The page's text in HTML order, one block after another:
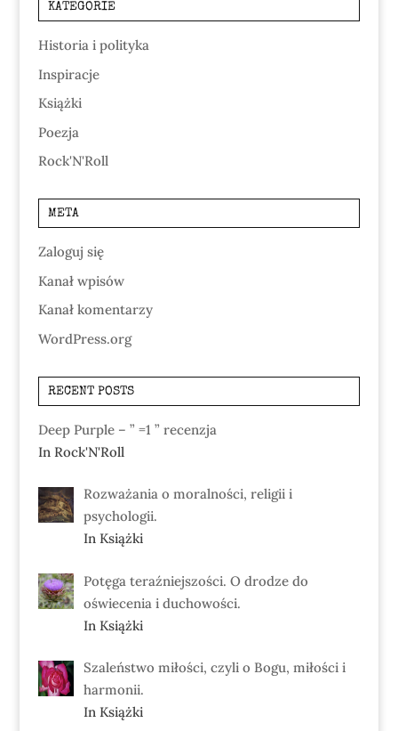
KATEGORIE
Historia i polityka
Inspiracje
Książki
Poezja
Rock'N'Roll
META
Zaloguj się
Kanał wpisów
Kanał komentarzy
WordPress.org
RECENT POSTS
Deep Purple – ” =1 ” recenzja
In Rock'N'Roll
Rozważania o moralności, religii i
psychologii.
In Książki
Potęga teraźniejszości. O drodze do
oświecenia i duchowości.
In Książki
Szaleństwo miłości, czyli o Bogu, miłości i
harmonii.
In Książki